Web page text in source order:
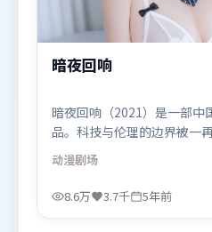
暗夜回响
暗夜回响（2021）是一部中
品。科技与伦理的边界被一
起经历道德震荡。高潮段落
主题回扣同时完成。由雷德
龙、汤唯、雷佳音，王景春
动漫剧场
8.6万 3.7千 5年前